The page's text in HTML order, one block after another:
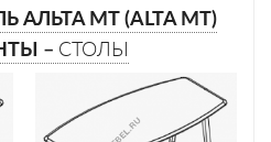
МТ (ALTA MT)
– СТОЛЫ